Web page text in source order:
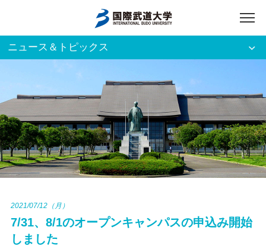
アクセス 入試資料請求
ご利用者別
ホーム
大学案内
ニュース＆トピックス
2021/07/12（月）
7/31、8/1のオープンキャンパスの申込み開始
しました